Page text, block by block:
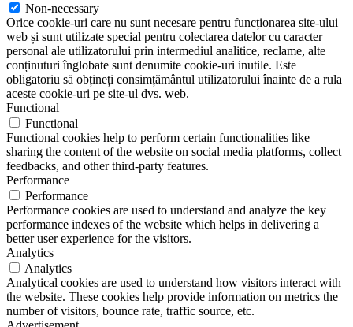
Non-necessary
Orice cookie-uri care nu sunt necesare pentru funcționarea site-ului
web și sunt utilizate special pentru colectarea datelor cu caracter
personal ale utilizatorului prin intermediul analitice, reclame, alte
conținuturi înglobate sunt denumite cookie-uri inutile. Este
obligatoriu să obțineți consimțământul utilizatorului înainte de a rula
aceste cookie-uri pe site-ul dvs. web.
Functional
Functional
Functional cookies help to perform certain functionalities like
sharing the content of the website on social media platforms, collect
feedbacks, and other third-party features.
Performance
Performance
Performance cookies are used to understand and analyze the key
performance indexes of the website which helps in delivering a
better user experience for the visitors.
Analytics
Analytics
Analytical cookies are used to understand how visitors interact with
the website. These cookies help provide information on metrics the
number of visitors, bounce rate, traffic source, etc.